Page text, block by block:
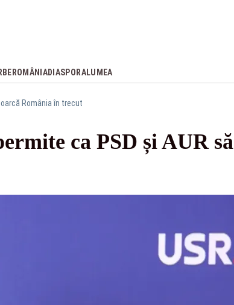
ROMÂNIADIASPORALUMEA
România în trecut
ca PSD și AUR să